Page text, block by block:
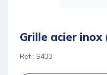
Grille acier inox
Ref : S433